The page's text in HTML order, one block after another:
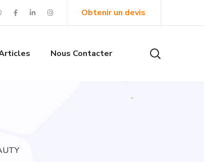
Obtenir un devis
Nous Contacter